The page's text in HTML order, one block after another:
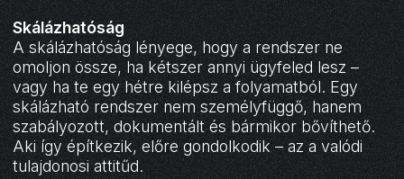
Skálázhatóság
A skálázhatóság lényege, hogy a rendszer ne
omoljon össze, ha kétszer annyi ügyfeled lesz –
vagy ha te egy hétre kilépsz a folyamatból. Egy
skálázható rendszer nem személyfüggő, hanem
szabályozott, dokumentált és bármikor bővíthető.
Aki így építkezik, előre gondolkodik – az a valódi
tulajdonosi attitűd.